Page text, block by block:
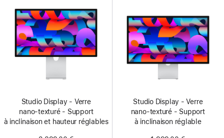
Studio Display - Verre
nano‑texturé - Support
à inclinaison et hauteur réglables
Studio Display - Verre
nano‑texturé - Support
à inclinaison réglable